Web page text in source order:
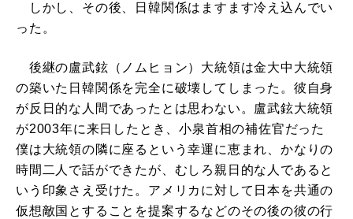
しかし、その後、日韓関係はますます冷え込んでい
った。
後継の盧武鉉（ノムヒョン）大統領は金大中大統領
の築いた日韓関係を完全に破壊してしまった。彼自身
が反日的な人間であったとは思わない。盧武鉉大統領
が2003年に来日したとき、小泉首相の補佐官だった
僕は大統領の隣に座るという幸運に恵まれ、かなりの
時間二人で話ができたが、むしろ親日的な人であると
いう印象さえ受けた。アメリカに対して日本を共通の
仮想敵国とすることを提案するなどのその後の彼の行